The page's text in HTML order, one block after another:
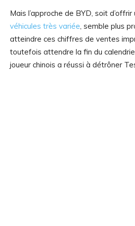
Mais l’approche de BYD, soit d’offrir
véhicules très variée, semble plus
atteindre ces chiffres de ventes
toutefois attendre la fin du
joueur chinois a réussi à détrôner